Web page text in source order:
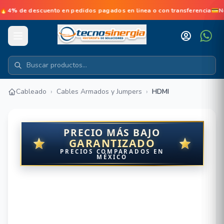
de descuento en pedidos pagados en linea o con
Cableado › Cables Armados y Jumpers › HDMI
PRECIO MÁS BAJO
GARANTIZADO
PRECIOS COMPARADOS EN
MÉXICO